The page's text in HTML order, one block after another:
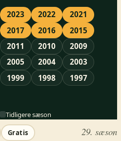
2023 2022
2021
2017 2016
2015
2011 2010
2009
2005 2004
2003
1999 1998
1997
Tidligere sæson
Gratis 29. sæson